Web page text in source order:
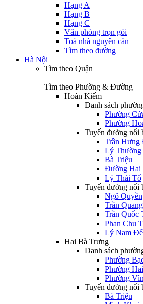
Hạng A
Hạng B
Hạng C
Văn phòng trọn gói
Toà nhà nguyên căn
Tìm theo đường
Hà Nội
Tìm theo Quận
|
Tìm theo Phường & Đường
Hoàn Kiếm
Danh sách
Phường
Phường
Tuyến đường nổi
Trần Hưng
Lý
Bà Triệu
Đường Hai
Lý Thái Tổ
Tuyến đường nổi
Ngô Quyền
Trần
Trần Quốc
Phan Chu
Lý Nam Đế
Hai Bà Trưng
Danh sách
Phường
Phường
Phường
Tuyến đường nổi
Bà Triệu